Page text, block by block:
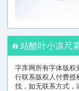
站酷叶小凉尺
字库网所有字体版权
行联系版权人付费授
找，如无联系方式，